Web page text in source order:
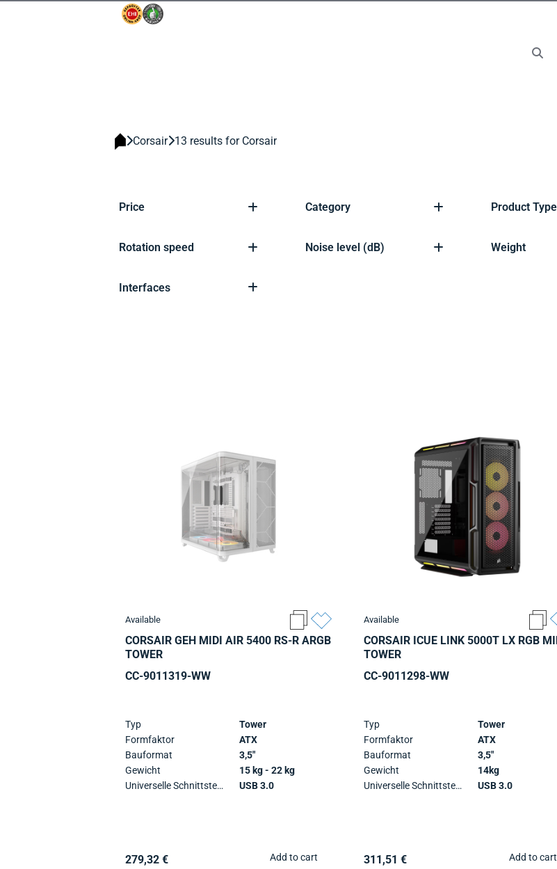
Corsair 13 results for Corsair
Price Category Product Type
Rotation speed Noise level (dB) Weight
Interfaces
Available
CORSAIR GEH MIDI AIR 5400 RS-R ARGB
TOWER
CC-9011319-WW
Typ
Formfaktor
Bauformat
Gewicht
Universelle Schnittstellen
Tower
ATX
3,5"
15 kg - 22 kg
USB 3.0
279,32 € Add to cart
Available
CORSAIR ICUE LINK 5000T LX RGB
TOWER
CC-9011298-WW
Typ
Formfaktor
Bauformat
Gewicht
Universelle Schnittstellen
Tower
ATX
3,5"
14kg
USB 3.0
311,51 € Add to cart